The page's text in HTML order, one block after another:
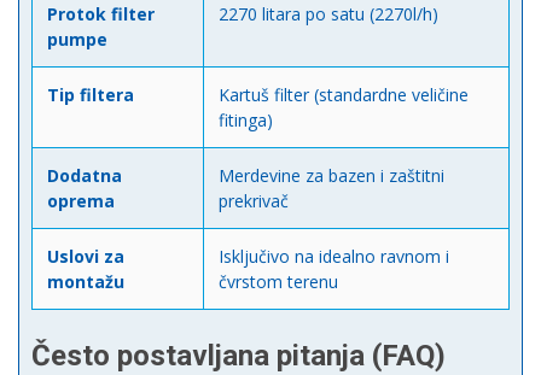
Protok filter
pumpe
2270 litara po satu (2270l/h)
Tip filtera
Kartuš filter (standardne veličine
fitinga)
Dodatna
oprema
Merdevine za bazen i zaštitni
prekrivač
Uslovi za
montažu
Isključivo na idealno ravnom i
čvrstom terenu
Često postavljana pitanja (FAQ)